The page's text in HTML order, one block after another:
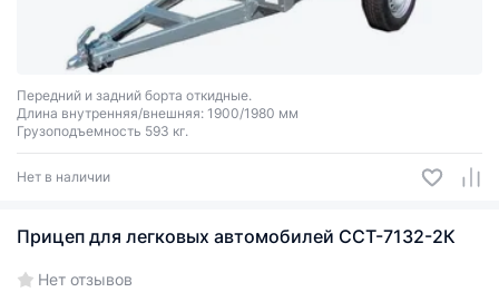
Передний и задний борта откидные.
Длина внутренняя/внешняя: 1900/1980 мм
Грузоподъемность 593 кг.
Нет в наличии
Прицеп для легковых автомобилей ССТ-7132-2К
Нет отзывов